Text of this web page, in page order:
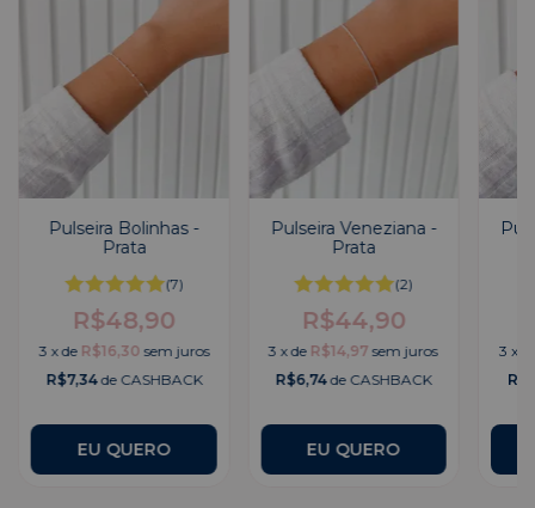
Pulseira Bolinhas -
Prata
(7)
R$48,90
3 xde R$16,30 sem juros
R$7,34de CASHBACK
Pulseira Veneziana -
Prata
(2)
R$44,90
3 xde R$14,97 sem juros
R$6,74de CASHBACK
3 x